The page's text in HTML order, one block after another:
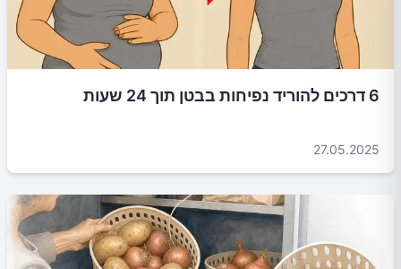
6 דרכים להוריד נפיחות בבטן תוך 24 שעות
27.05.2025